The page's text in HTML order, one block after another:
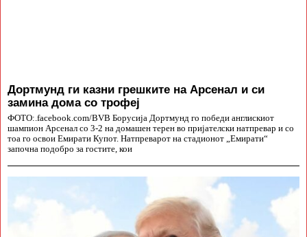
Дортмунд ги казни грешките на Арсенал и си
замина дома со трофеј
ФОТО:.facebook.com/BVB Борусија Дортмунд го победи англискиот
шампион Арсенал со 3-2 на домашен терен во пријателски натпревар и со
тоа го освои Емирати Купот. Натпреварот на стадионот „Емирати“
започна подобро за гостите, кои